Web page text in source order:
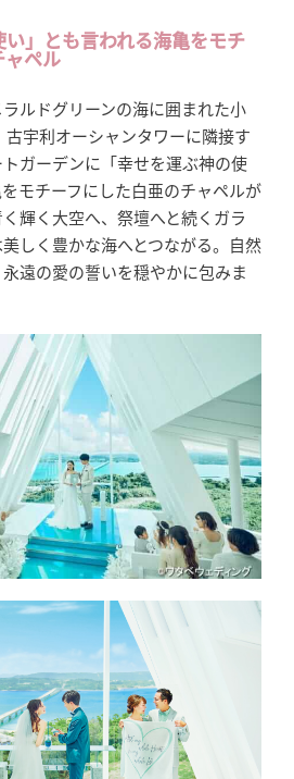
い」とも言われる海亀をモチ
ャペル
ルドグリーンの海に囲まれた小
古宇利オーシャンタワーに隣接す
ガーデンに「幸せを運ぶ神の使
モチーフにした白亜のチャペルが
輝く大空へ、祭壇へと続くガラ
しく豊かな海へとつながる。自然
遠の愛の誓いを穏やかに包みま